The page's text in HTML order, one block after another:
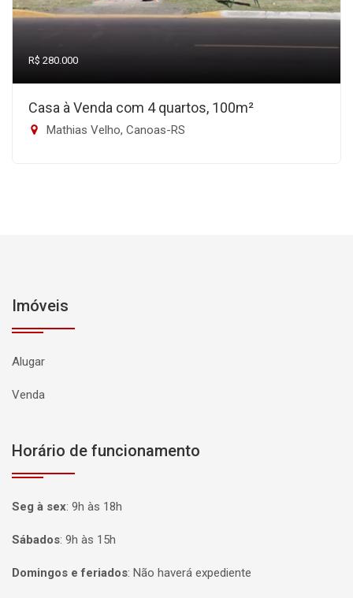
R$ 280.000
Casa à Venda com 4 quartos, 100m²
Mathias Velho, Canoas-RS
Imóveis
Alugar
Venda
Horário de funcionamento
Seg à sex: 9h às 18h
Sábados: 9h às 15h
Domingos e feriados: Não haverá expediente